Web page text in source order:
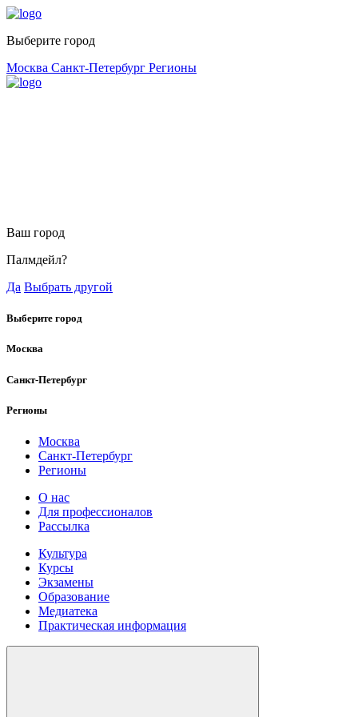
Выберите город
Москва Санкт-Петербург Регионы
Ваш город
Палмдейл?
Да Выбрать другой
Выберите город
Москва
Санкт-Петербург
Регионы
Москва
Санкт-Петербург
Регионы
О нас
Для профессионалов
Рассылка
Культура
Курсы
Экзамены
Образование
Медиатека
Практическая информация